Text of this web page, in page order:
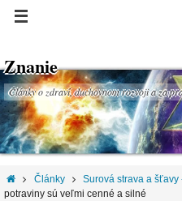
Znanie
Články o zdraví, duchovnom rozvoji a za
Články Surová strava a šťavy
potraviny sú veľmi cenné a silné